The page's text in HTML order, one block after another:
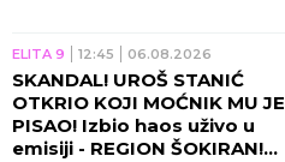
ELITA 9 12:45 06.08.2026
SKANDAL! UROŠ STANIĆ
OTKRIO KOJI MOĆNIK MU JE
PISAO! Izbio haos uživo u
emisiji - REGION ŠOKIRAN!